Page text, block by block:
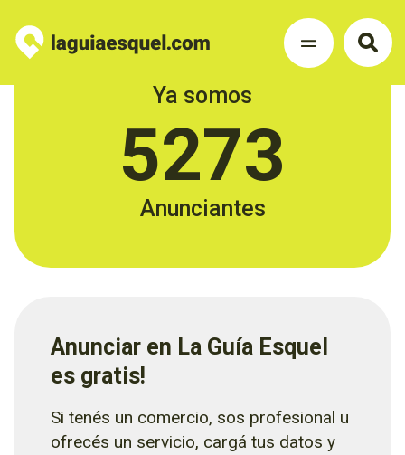
Ya somos
5273
Anunciantes
Anunciar en La Guía Esquel
es gratis!
Si tenés un comercio, sos profesional u
ofrecés un servicio, cargá tus datos y